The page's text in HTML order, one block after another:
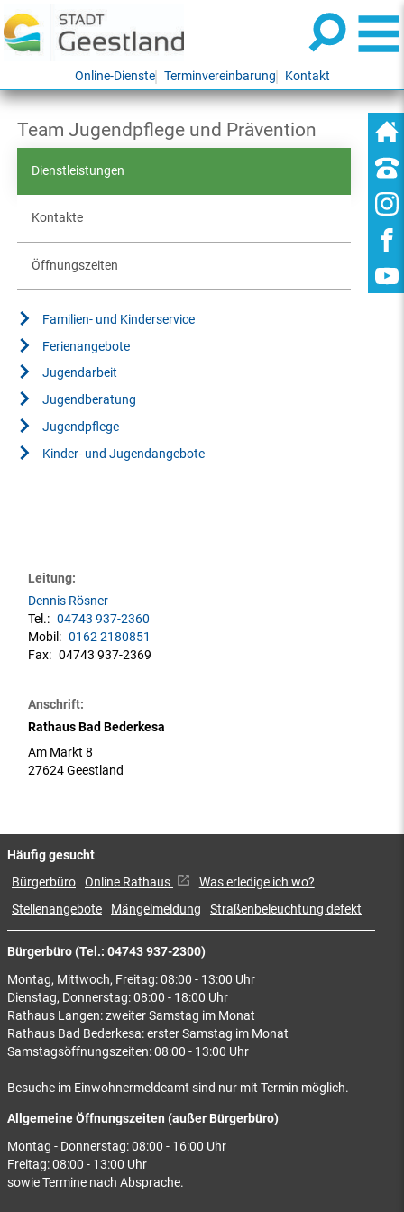
Online-Dienste Terminvereinbarung Kontakt
Team Jugendpflege und Prävention
Dienstleistungen
Kontakte
Öffnungszeiten
Familien- und Kinderservice
Ferienangebote
Jugendarbeit
Jugendberatung
Jugendpflege
Kinder- und Jugendangebote
Leitung:
Dennis Rösner
Tel.: 04743 937-2360
Mobil: 0162 2180851
Fax: 04743 937-2369
Anschrift:
Rathaus Bad Bederkesa
Am Markt 8
27624 Geestland
Bürgerbüro (Tel.: 04743 937-2300)
Montag, Mittwoch, Freitag: 08:00 - 13:00 Uhr
Dienstag, Donnerstag: 08:00 - 18:00 Uhr
Rathaus Langen: zweiter Samstag im Monat
Rathaus Bad Bederkesa: erster Samstag im Monat
Samstagsöffnungszeiten: 08:00 - 13:00 Uhr
Besuche im Einwohnermeldeamt sind nur mit Termin möglich.
Allgemeine Öffnungszeiten (außer Bürgerbüro)
Montag - Donnerstag: 08:00 - 16:00 Uhr
Freitag: 08:00 - 13:00 Uhr
sowie Termine nach Absprache.
Häufig gesucht
Bürgerbüro Online Rathaus
Was erledige ich wo?
Stellenangebote
Mängelmeldung Straßenbeleuchtung defekt